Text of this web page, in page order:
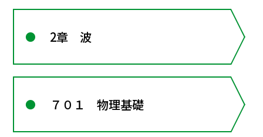
2章 波
７０１ 物理基礎